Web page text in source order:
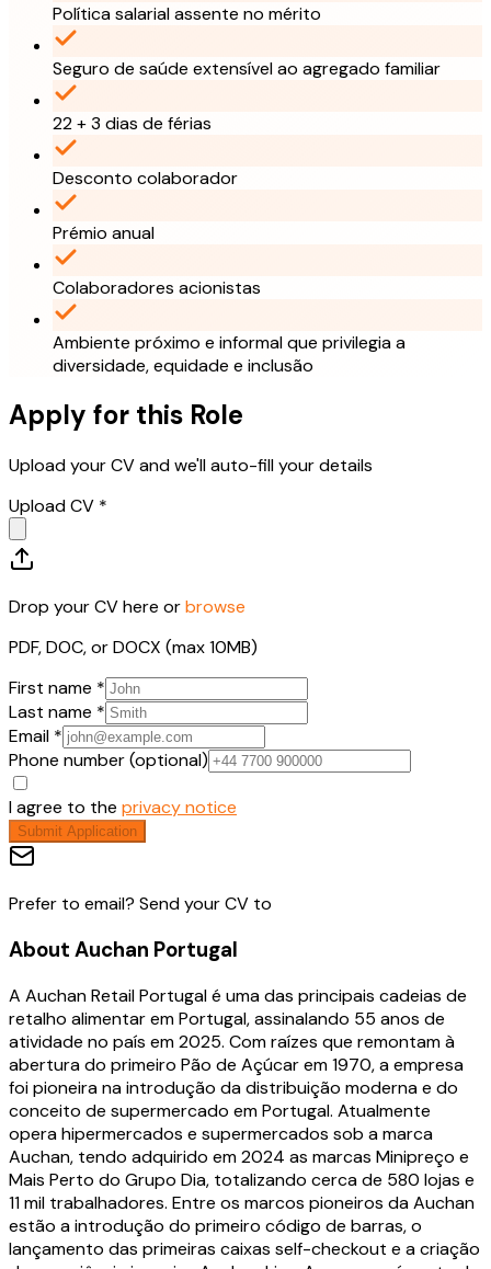
Política salarial assente no mérito
Seguro de saúde extensível ao agregado familiar
22 + 3 dias de férias
Desconto colaborador
Prémio anual
Colaboradores acionistas
Ambiente próximo e informal que privilegia a
diversidade, equidade e inclusão
Apply for this Role
Upload your CV and we'll auto-fill your details
Upload CV *
Drop your CV here orbrowse
PDF, DOC, or DOCX (max 10MB)
First name *
Last name *
Email *
Phone number (optional)
I agree to the privacy notice
Submit Application
Prefer to email? Send your CV to
About Auchan Portugal
A Auchan Retail Portugal é uma das principais cadeias de
retalho alimentar em Portugal, assinalando 55 anos de
atividade no país em 2025. Com raízes que remontam à
abertura do primeiro Pão de Açúcar em 1970, a empresa
foi pioneira na introdução da distribuição moderna e do
conceito de supermercado em Portugal. Atualmente
opera hipermercados e supermercados sob a marca
Auchan, tendo adquirido em 2024 as marcas Minipreço e
Mais Perto do Grupo Dia, totalizando cerca de 580 lojas e
11 mil trabalhadores. Entre os marcos pioneiros da Auchan
estão a introdução do primeiro código de barras, o
lançamento das primeiras caixas self-checkout e a criação